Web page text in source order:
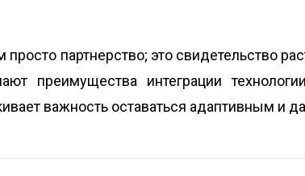
партнерство; это свидетельство
преимущества интеграции
важность оставаться адаптивным